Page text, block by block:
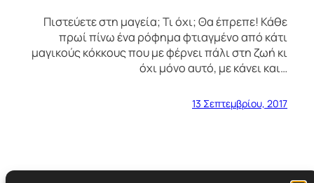
Πιστεύετε στη μαγεία; Τι όχι; Θα έπρεπε! Κάθε
πρωί πίνω ένα ρόφημα φτιαγμένο από κάτι
μαγικούς κόκκους που με φέρνει πάλι στη ζωή κι
όχι μόνο αυτό, με κάνει και…
13 Σεπτεμβρίου, 2017